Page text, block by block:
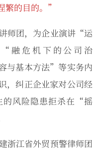
繁的目的。”
师团，为企业演讲“运
融危机下的公司治
与基本方法”等实务内
，纠正企业家对公司经
的风险隐患拒杀在“摇
浙江省外贸预警律师团